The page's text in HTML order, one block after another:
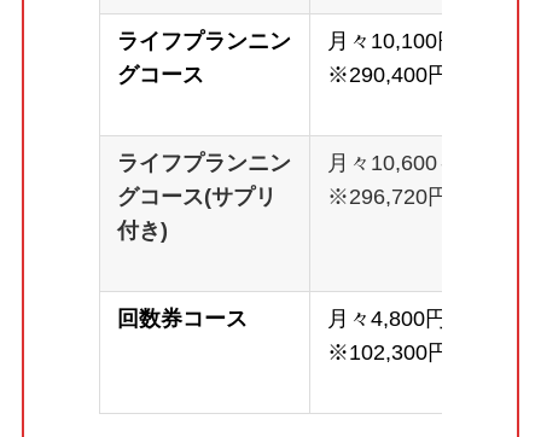
ライフプランニン
グコース
月々10,100円～
※290,400円
ライフプランニン
グコース(サプリ
付き)
月々10,600～
※296,720円
回数券コース
月々4,800円～
※102,300円